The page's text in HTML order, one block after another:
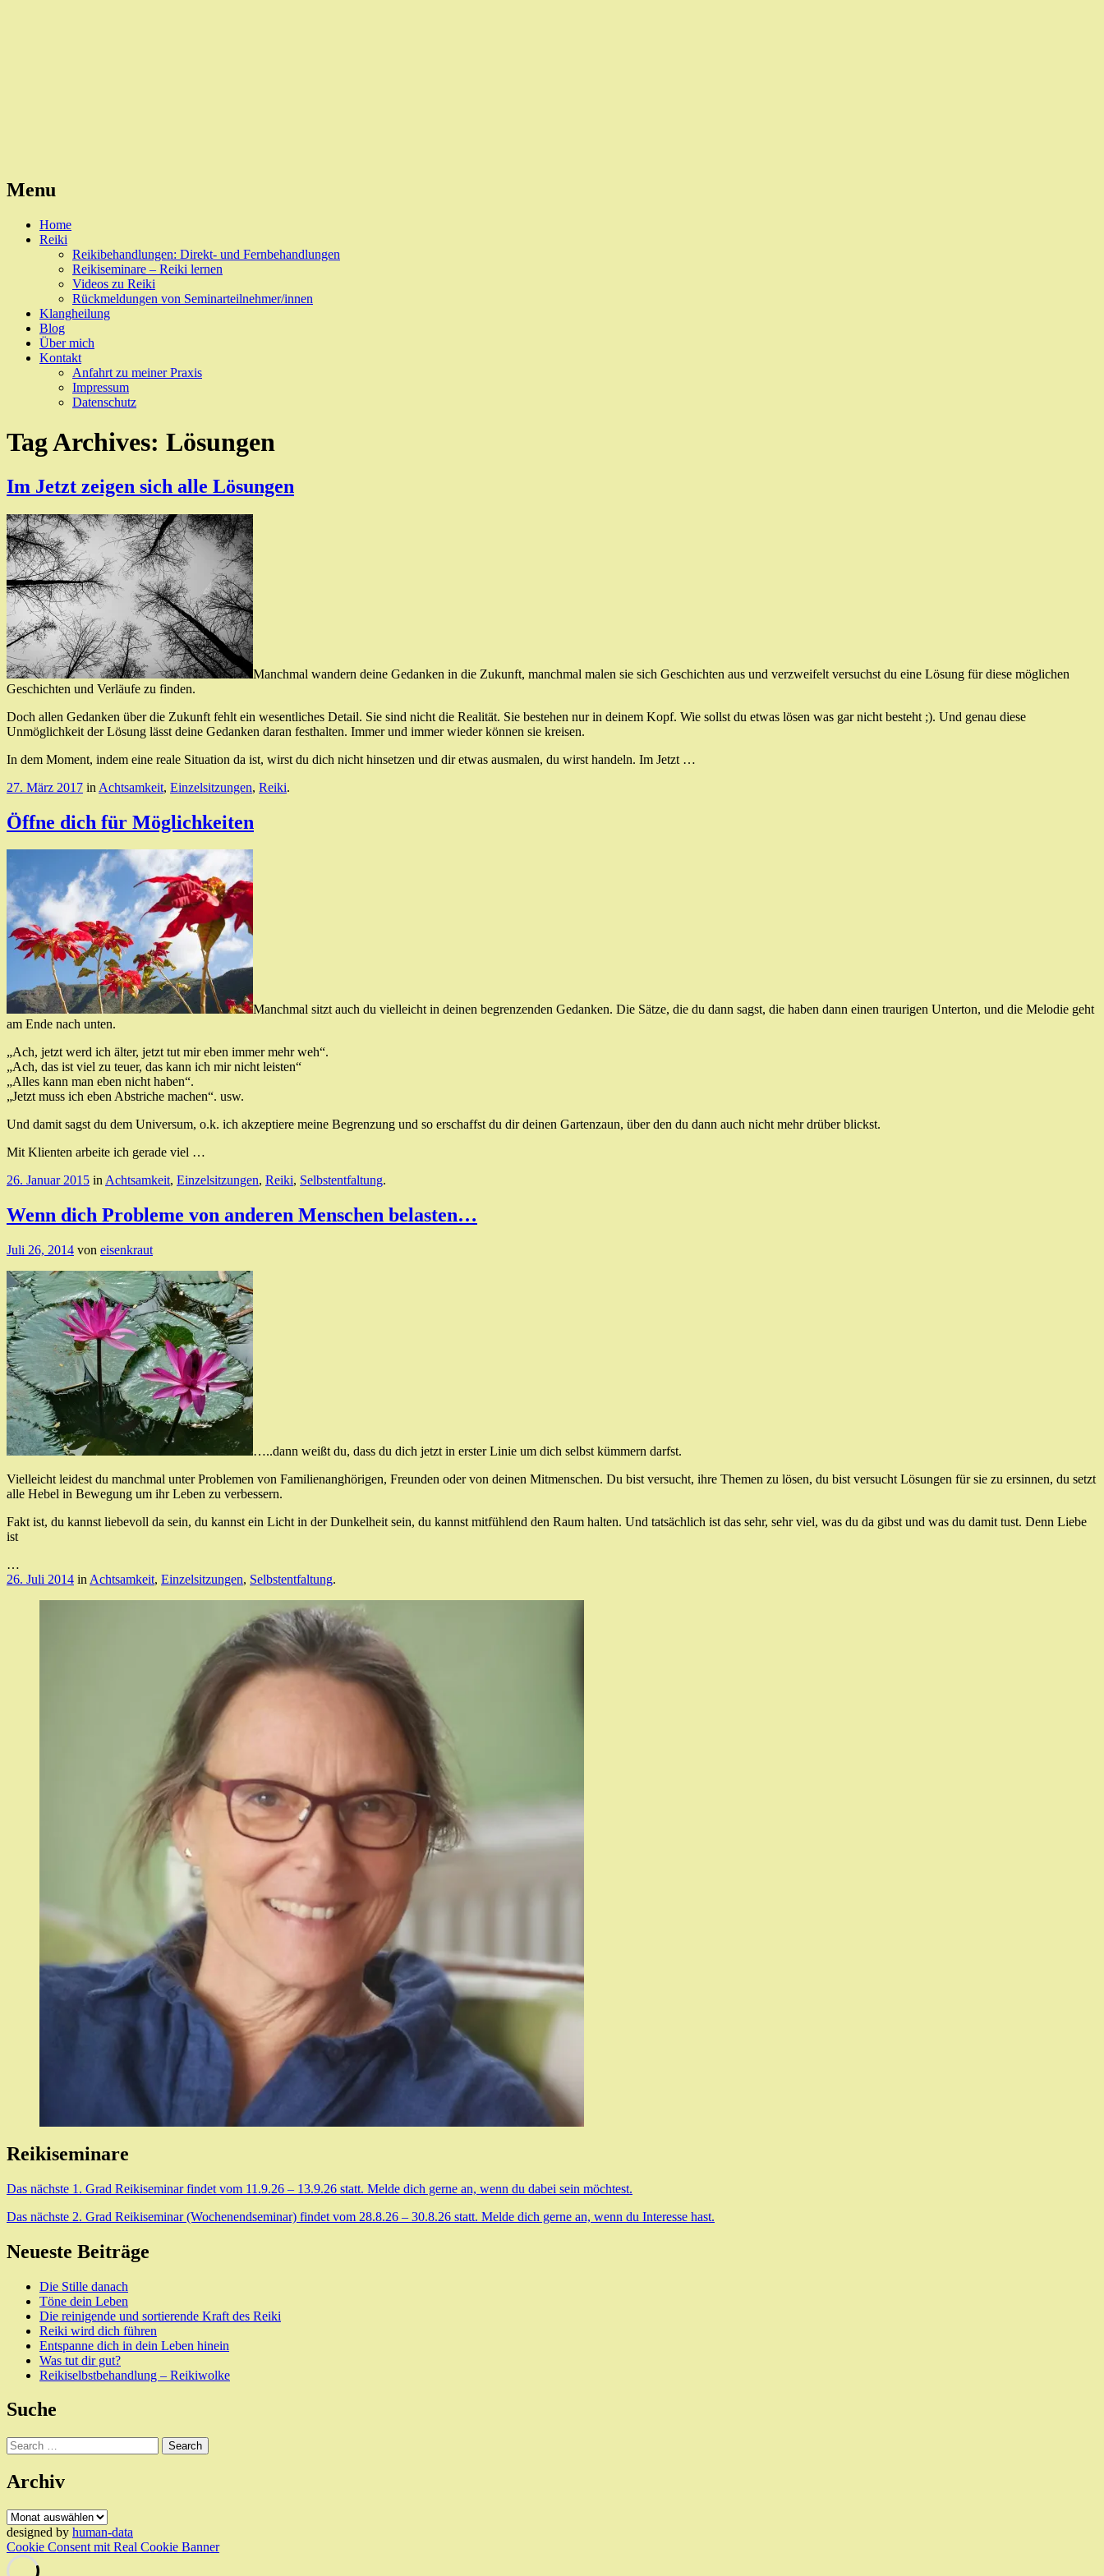
Menu
Skip
Home
Reiki
Reikibehandlungen: Direkt- und Fernbehandlungen
Reikiseminare – Reiki lernen
Videos zu Reiki
Rückmeldungen von Seminarteilnehmer/innen
Klangheilung
Blog
Über mich
Kontakt
Anfahrt zu meiner Praxis
Impressum
Datenschutz
Tag Archives: Lösungen
Im Jetzt zeigen sich alle Lösungen
Manchmal wandern deine Gedanken in die Zukunft, manchmal malen sie sich Geschichten aus und verzweifelt versuchst du eine Lösung für diese möglichen
Geschichten und Verläufe zu finden.
Doch allen Gedanken über die Zukunft fehlt ein wesentliches Detail. Sie sind nicht die Realität. Sie bestehen nur in deinem Kopf. Wie sollst du etwas lösen was gar nicht besteht ;). Und genau diese
Unmöglichkeit der Lösung lässt deine Gedanken daran festhalten. Immer und immer wieder können sie kreisen.
In dem Moment, indem eine reale Situation da ist, wirst du dich nicht hinsetzen und dir etwas ausmalen, du wirst handeln. Im Jetzt …
27. März 2017 in Achtsamkeit, Einzelsitzungen, Reiki.
Öffne dich für Möglichkeiten
Manchmal sitzt auch du vielleicht in deinen begrenzenden Gedanken. Die Sätze, die du dann sagst, die haben dann einen traurigen Unterton, und die Melodie geht
am Ende nach unten.
„Ach, jetzt werd ich älter, jetzt tut mir eben immer mehr weh“.
„Ach, das ist viel zu teuer, das kann ich mir nicht leisten“
„Alles kann man eben nicht haben“.
„Jetzt muss ich eben Abstriche machen“. usw.
Und damit sagst du dem Universum, o.k. ich akzeptiere meine Begrenzung und so erschaffst du dir deinen Gartenzaun, über den du dann auch nicht mehr drüber blickst.
Mit Klienten arbeite ich gerade viel …
26. Januar 2015 inAchtsamkeit, Einzelsitzungen, Reiki, Selbstentfaltung.
Wenn dich Probleme von anderen Menschen belasten…
Juli 26, 2014 von eisenkraut
…..dann weißt du, dass du dich jetzt in erster Linie um dich selbst kümmern darfst.
Vielleicht leidest du manchmal unter Problemen von Familienanghörigen, Freunden oder von deinen Mitmenschen. Du bist versucht, ihre Themen zu lösen, du bist versucht Lösungen für sie zu ersinnen, du setzt
alle Hebel in Bewegung um ihr Leben zu verbessern.
Fakt ist, du kannst liebevoll da sein, du kannst ein Licht in der Dunkelheit sein, du kannst mitfühlend den Raum halten. Und tatsächlich ist das sehr, sehr viel, was du da gibst und was du damit tust. Denn Liebe
ist
…
26. Juli 2014 in Achtsamkeit, Einzelsitzungen, Selbstentfaltung.
Reikiseminare
Das nächste 1. Grad Reikiseminar findet vom 11.9.26 – 13.9.26 statt. Melde dich gerne an, wenn du dabei sein möchtest.
Das nächste 2. Grad Reikiseminar (Wochenendseminar) findet vom 28.8.26 – 30.8.26 statt. Melde dich gerne an, wenn du Interesse hast.
Neueste Beiträge
Die Stille danach
Töne dein Leben
Die reinigende und sortierende Kraft des Reiki
Reiki wird dich führen
Entspanne dich in dein Leben hinein
Was tut dir gut?
Reikiselbstbehandlung – Reikiwolke
Suche
Search
Archiv
Archiv
designed by human-data
Cookie Consent mit Real Cookie Banner